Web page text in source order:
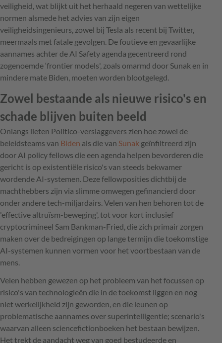
veiligheid, wat blijkt uit het herhaald negeren van wettelijke
normen alsmede het advies van zijn eigen
veiligheidsingenieurs, zowel bij Tesla als recent bij Twitter,
meermaals met fatale gevolgen. De foutieve en gevaarlijke
aannames achter de AI Safety agenda gecentreerd rond
zogenoemde ‘frontier models', zoals omarmd door Sunak en in
mindere mate Biden, moeten worden blootgelegd.
Zowel bestaande als nieuwe risico's en
schade blijven buiten beeld
Onlangs lieten Politico-verslaggevers zien hoe zowel de
beleidsteams van Biden als die van Sunak geïnfiltreerd zijn
door AI policy fellows die een agenda helpen bevorderen die
gericht is op existentiële risico's van steeds bekwamer
wordende AI-systemen. Deze fellowposities dichtbij de
machthebbers zijn via slimme omwegen gefinancierd door
onder andere tech-miljardairs. Velen van hen behoren tot de
'effective altruïsm-beweging', tot voor kort inclusief
cryptocrimineel Sam Bankman-Fried, die zich primair zorgen
maken over de bedreigingen op lange termijn die toekomstige
AI-systemen kunnen vormen voor het voortbestaan van de
mens.
Velen hebben gewezen op het probleem van het focussen op
risico's van technologieën die in de toekomst liggen en nog
niet werkelijkheid zijn geworden, en die leunen op
problematische aannames over superintelligentie; scenario's
waarvan alleen sciencefictionboeken het bestaan bewijzen.
Het trekt de aandacht weg van goed bestudeerde en